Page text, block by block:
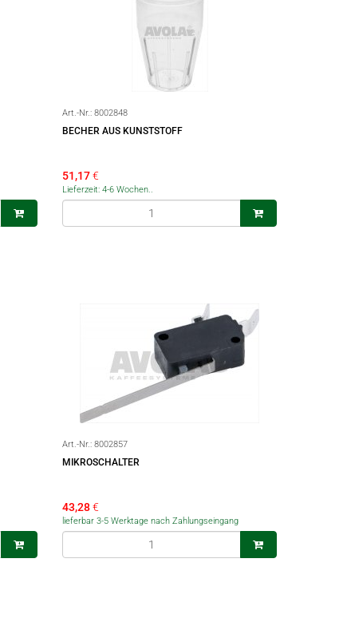
Art.-Nr.: 8002848
BECHER AUS KUNSTSTOFF
51,17€
Lieferzeit: 4-6 Wochen..
Art.-Nr.: 8002857
MIKROSCHALTER
43,28€
lieferbar 3-5 Werktage nach Zahlungseingang